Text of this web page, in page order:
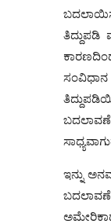
ಇನ್ನು